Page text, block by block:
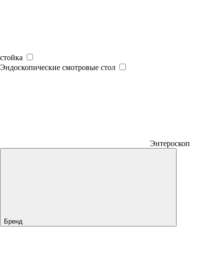
стойка
Эндоскопические смотровые стол
Энтероскоп
Бренд